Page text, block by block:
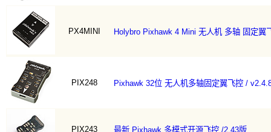
PX4MINI Holybro Pixhawk 4 Mini 无人机 多轴 固定翼
PIX248 Pixhawk 32位 无人机多轴固定翼飞控 /
PIX243 最新 Pixhawk 多模式开源飞控 /2.43版